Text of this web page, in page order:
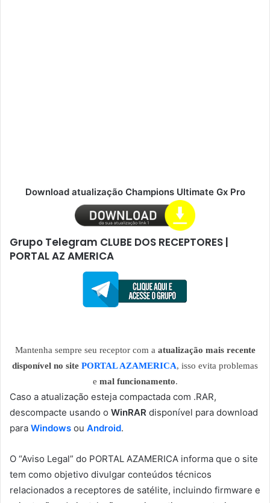
Download atualização Champions Ultimate Gx Pro
Grupo Telegram CLUBE DOS RECEPTORES |
PORTAL AZ AMERICA
Mantenha sempre seu receptor com a atualização mais recente
disponível no site PORTAL AZAMERICA, isso evita problemas
e mal funcionamento.
Caso a atualização esteja compactada com .RAR,
descompacte usando o WinRAR disponível para download
para Windows ou Android.
O “Aviso Legal” do PORTAL AZAMERICA informa que o site
tem como objetivo divulgar conteúdos técnicos
relacionados a receptores de satélite, incluindo firmware e